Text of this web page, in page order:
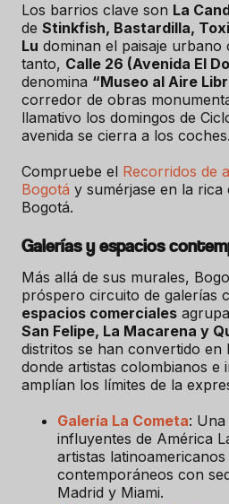
Los barrios clave son La
de Stinkfish, Bastardilla,
Lu dominan el paisaje urbano
tanto, Calle 26 (Avenida El
denomina “Museo al Aire
corredor de obras
llamativo los domingos de
avenida se cierra a los coches.
Compruebe el Recorridos de
Bogotá y sumérjase en la rica
Bogotá.
Galerías y espacios
Más allá de sus murales,
próspero circuito de galerías
espacios comerciales
San Felipe, La Macarena y
distritos se han convertido
donde artistas colombianos e
amplían los límites de la
Galería La Cometa: Una
influyentes de América
artistas
contemporáneos con
Madrid y Miami.